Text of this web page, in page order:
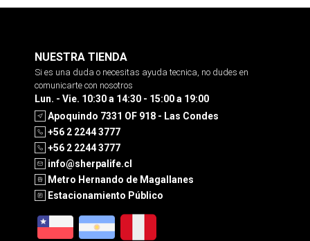
NUESTRA TIENDA
Si es una duda o necesitas ayuda tecnica, no dudes en
comunicarte con nosotros
Lun. - Vie. 10:30 a 14:30 - 15:00 a 19:00
Apoquindo 7331 OF 918 - Las Condes
+56 2 2244 3777
+56 2 2244 3777
info@sherpalife.cl
Metro Hernando de Magallanes
Estacionamiento Público